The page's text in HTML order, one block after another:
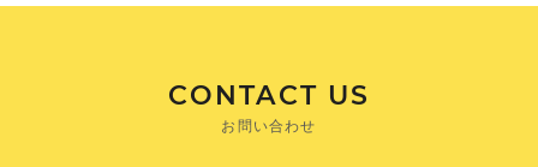
CONTACT US
お問い合わせ